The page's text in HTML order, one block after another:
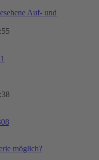
Auf- und
möglich?